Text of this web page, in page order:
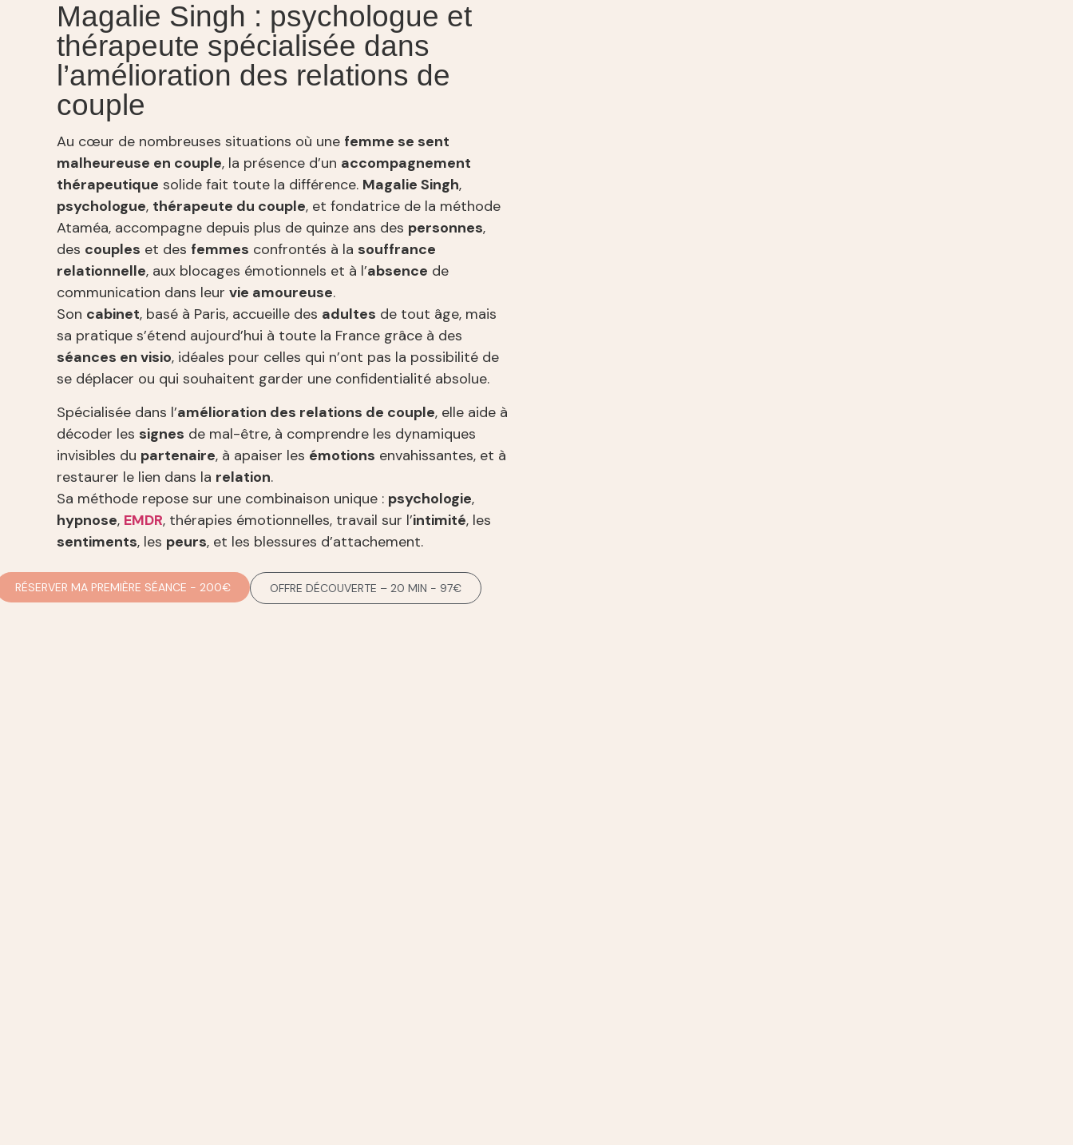
Magalie Singh : psychologue et
thérapeute spécialisée dans
l’amélioration des relations de
couple
Au cœur de nombreuses situations où une femme se sent
malheureuse en couple, la présence d’un accompagnement
thérapeutique solide fait toute la différence. Magalie Singh,
psychologue, thérapeute du couple, et fondatrice de la méthode
Ataméa, accompagne depuis plus de quinze ans des personnes,
des couples et des femmes confrontés à la souffrance
relationnelle, aux blocages émotionnels et à l’absence de
communication dans leur vie amoureuse.
Son cabinet, basé à Paris, accueille des adultes de tout âge, mais
sa pratique s’étend aujourd’hui à toute la France grâce à des
séances en visio, idéales pour celles qui n’ont pas la possibilité de
se déplacer ou qui souhaitent garder une confidentialité absolue.
Spécialisée dans l’amélioration des relations de couple, elle aide à
décoder les signes de mal-être, à comprendre les dynamiques
invisibles du partenaire, à apaiser les émotions envahissantes, et à
restaurer le lien dans la relation.
Sa méthode repose sur une combinaison unique : psychologie,
hypnose, EMDR, thérapies émotionnelles, travail sur l’intimité, les
sentiments, les peurs, et les blessures d’attachement.
RÉSERVER MA PREMIÈRE SÉANCE - 200€ OFFRE DÉCOUVERTE – 20 MIN - 97€